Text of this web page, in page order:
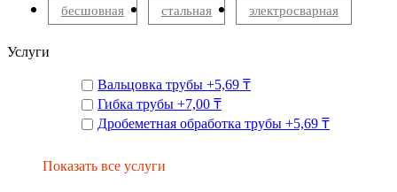
бесшовная стальная электросварная
Услуги
Вальцовка трубы +5,69 ₸
Гибка трубы +7,00 ₸
Дробеметная обработка трубы +5,69 ₸
Показать все услуги